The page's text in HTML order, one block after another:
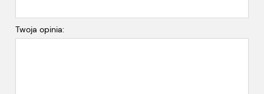
Twoja opinia: